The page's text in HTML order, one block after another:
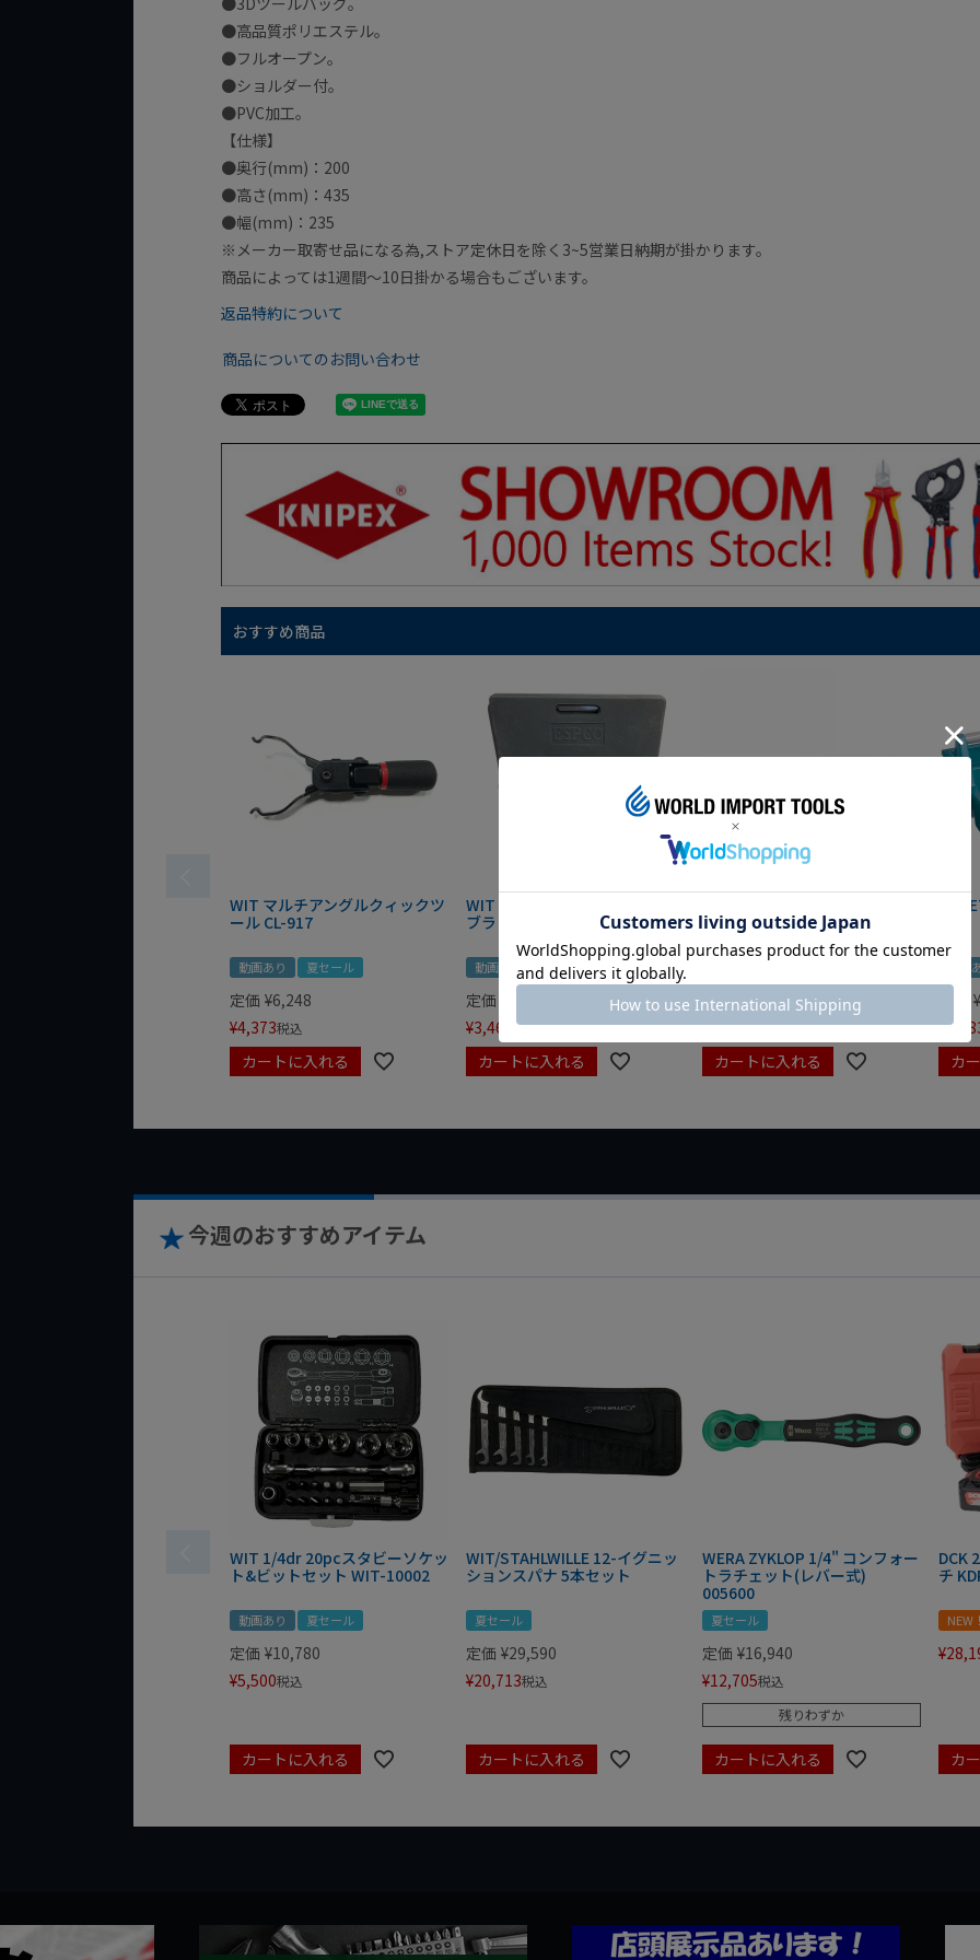
●高品質ポリエステル｡
●フルオープン｡
●ショルダー付｡
●PVC加工｡
【仕様】
●奥行(mm)：200
●高さ(mm)：435
●幅(mm)：235
※メーカー取寄せ品になる為,ストア定休日を除く3~5営業日納期が掛かります。
商品によっては1週間～10日掛かる場合もございます。
返品特約について
商品についてのお問い合わせ
おすすめ商品
WIT マルチアングルクィックツ
ール CL-917
動画あり 夏セール
定価 ¥6,248
¥4,373税込
カートに入れる
WIT マグネットツールマット
ブラック
動画あり 夏セール
定価
¥3,465 税込
カートに入れる
セット 8721-250 KNIPEX
定価 ¥9,350
¥6,545税込
カートに入れる
動画
¥
¥
カ
今週のおすすめアイテム
WIT 1/4dr 20pcスタビーソケッ
ト&ビットセット WIT-10002
動画あり 夏セール
定価 ¥10,780
¥5,500税込
カートに入れる
WIT/STAHLWILLE 12-イグニッ
ションスパナ 5本セット
夏セール
定価 ¥29,590
¥20,713税込
カートに入れる
WERA ZYKLOP 1/4" コンフォー
トラチェット(レバー式)
005600
夏セール
定価 ¥16,940
¥12,705税込
残りわずか
カートに入れる
DCK
チ
NEW
¥
カ